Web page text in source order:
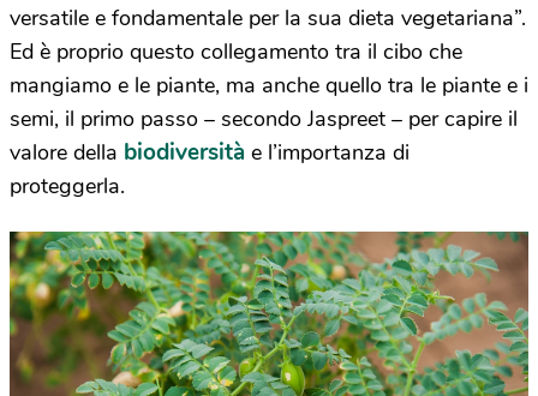
versatile e fondamentale per la sua dieta vegetariana”.
Ed è proprio questo collegamento tra il cibo che
mangiamo e le piante, ma anche quello tra le piante e i
semi, il primo passo – secondo Jaspreet – per capire il
valore della biodiversità e l’importanza di
proteggerla.